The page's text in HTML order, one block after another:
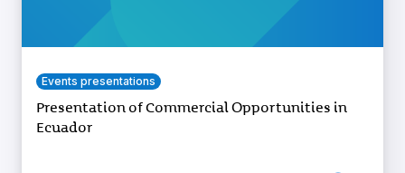
Events presentations
Presentation of Commercial Opportunities in
Ecuador